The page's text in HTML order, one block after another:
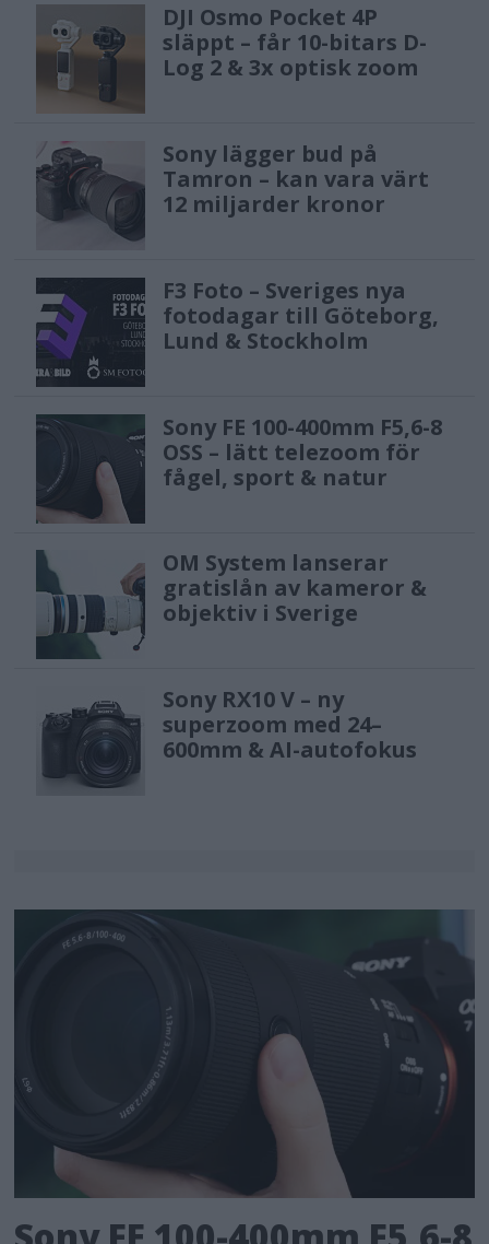
DJI Osmo Pocket 4P
släppt – får 10-bitars D-
Log 2 & 3x optisk zoom
Sony lägger bud på
Tamron – kan vara värt
12 miljarder kronor
F3 Foto – Sveriges nya
fotodagar till Göteborg,
Lund & Stockholm
Sony FE 100-400mm F5,6-8
OSS – lätt telezoom för
fågel, sport & natur
OM System lanserar
gratislån av kameror &
objektiv i Sverige
Sony RX10 V – ny
superzoom med 24–
600mm & AI-autofokus